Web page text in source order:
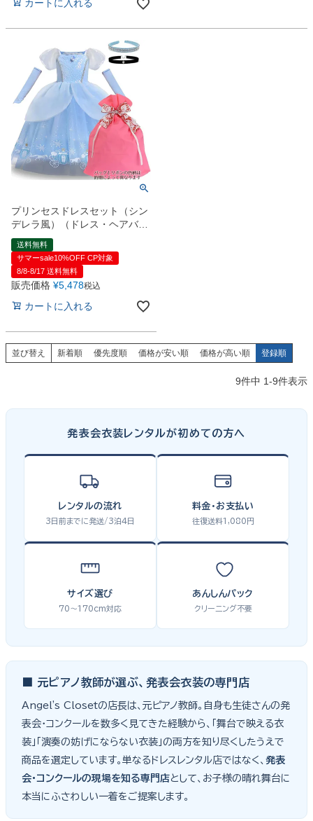
カートに入れる
プリンセスドレスセット（シン
デレラ風）（ドレス・ヘアバン
ド・チョーカー・グローブ）ギ
フトラッピング付【ハロウィン
コスチューム】
送料無料
サマーsale10%OFF CP対象
8/8-8/17 送料無料
販売価格 ¥5,478税込
カートに入れる
並び替え 新着順 優先度順 価格が安い順 価格が高い順 登録順
9件中 1-9件表示
発表会衣装レンタルが初めての方へ
レンタルの流れ
3日前までに発送/3泊4日
料金・お支払い
往復送料1,080円
サイズ選び
70〜170cm対応
あんしんパック
クリーニング不要
■ 元ピアノ教師が選ぶ、発表会衣装の専門店
Angel's Closetの店長は、元ピアノ教師。自身も生徒さんの発
表会・コンクールを数多く見てきた経験から、「舞台で映える衣
装」「演奏の妨げにならない衣装」の両方を知り尽くしたうえで
商品を選定しています。単なるドレスレンタル店ではなく、 発表
会・コンクールの現場を知る専門店として、お子様の晴れ舞台に
本当にふさわしい一着をご提案します。